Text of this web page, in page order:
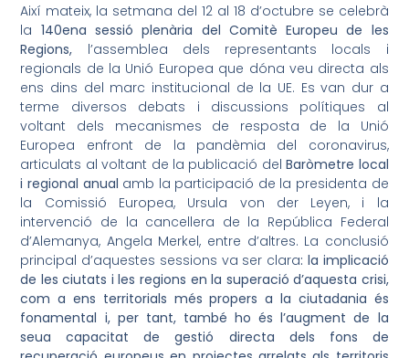
Així mateix, la setmana del 12 al 18 d’octubre se celebrà
la 140ena sessió plenària del Comitè Europeu de les
Regions, l’assemblea dels representants locals i
regionals de la Unió Europea que dóna veu directa als
ens dins del marc institucional de la UE. Es van dur a
terme diversos debats i discussions polítiques al
voltant dels mecanismes de resposta de la Unió
Europea enfront de la pandèmia del coronavirus,
articulats al voltant de la publicació delBaròmetre local
i regional anual amb la participació de la presidenta de
la Comissió Europea, Ursula von der Leyen, i la
intervenció de la cancellera de la República Federal
d’Alemanya, Angela Merkel, entre d’altres. La conclusió
principal d’aquestes sessions va ser clara: la implicació
de les ciutats i les regions en la superació d’aquesta crisi,
com a ens territorials més propers a la ciutadania és
fonamental i, per tant, també ho és l’augment de la
seua capacitat de gestió directa dels fons de